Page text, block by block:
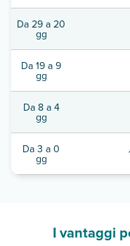
Da 29 a 20
gg
Da 19 a 9
gg
Da 8 a 4
gg
Da 3 a 0
gg
I vantaggi